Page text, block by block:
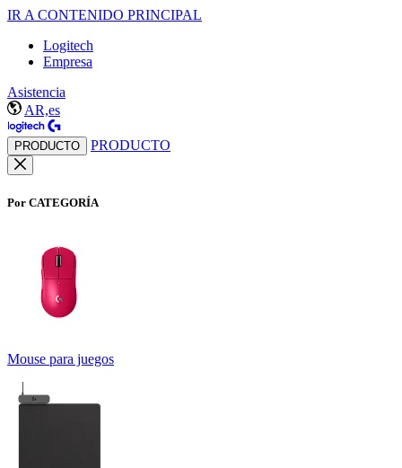
IR A CONTENIDO PRINCIPAL
Logitech
Empresa
Asistencia
AR,es
PRODUCTO PRODUCTO
Por CATEGORÍA
Mouse para juegos